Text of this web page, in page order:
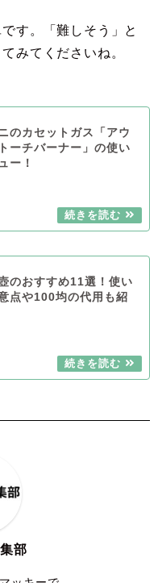
す。「難しそう」と
みてくださいね。
のカセットガス「アウ
ーチバーナー」の使い
ー！
のおすすめ11選！使い
点や100均の代用も紹
部